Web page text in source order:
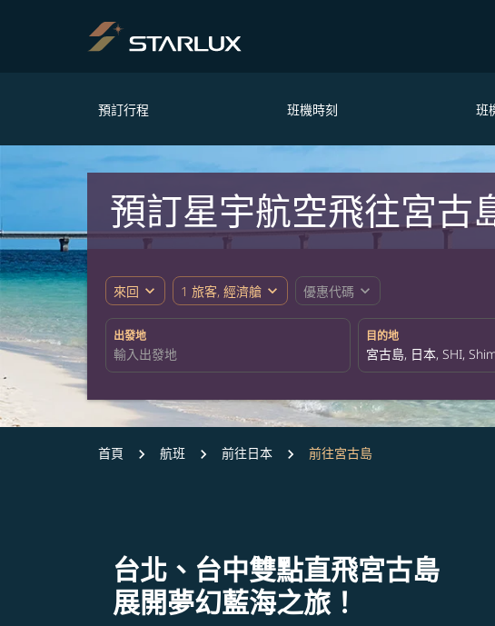
預訂行程 班機時刻 班
預訂星宇航空飛往宮古
來回 expand_more 1 旅客, 經濟艙 expand_more 優惠代碼 expand_more
出發地 目的地
首頁 航班 前往日本 前往宮古島
台北、台中雙點直飛宮古島
展開夢幻藍海之旅！